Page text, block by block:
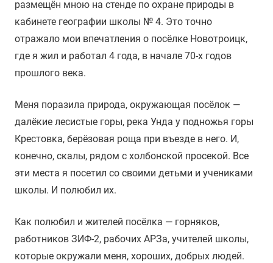
размещён мною на стенде по охране природы в
кабинете географии школы № 4. Это точно
отражало мои впечатления о посёлке Новотроицк,
где я жил и работал 4 года, в начале 70-х годов
прошлого века.
Меня поразила природа, окружающая посёлок —
далёкие лесистые горы, река Унда у подножья горы
Крестовка, берёзовая роща при въезде в него. И,
конечно, скалы, рядом с холбонской просекой. Все
эти места я посетил со своими детьми и учениками
школы. И полюбил их.
Как полюбил и жителей посёлка — горняков,
работников ЗИФ-2, рабочих АРЗа, учителей школы,
которые окружали меня, хороших, добрых людей.